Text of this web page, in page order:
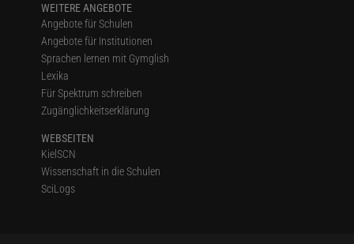
WEITERE ANGEBOTE
Angebote für Schulen
Angebote für Institutionen
Sprachen lernen mit Gymglish
Lexika
Für Spektrum schreiben
Zugänglichkeitserklärung
WEBSEITEN
KielSCN
Wissenschaft in die Schulen
SciLogs